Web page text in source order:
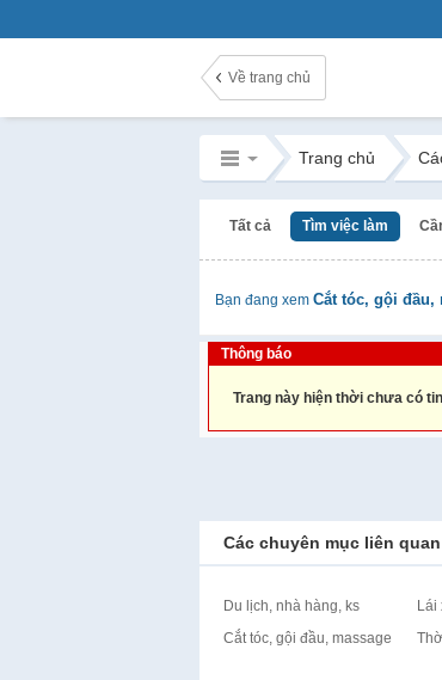
Về trang chủ
Trang chủ
Tất cả Tìm việc làm
Bạn đang xem Cắt tóc, gội đầu,
Thông báo
Trang này hiện thời chưa có
Các chuyên mục liên quan
Du lịch, nhà hàng, ks Lái
Cắt tóc, gội đầu, massage